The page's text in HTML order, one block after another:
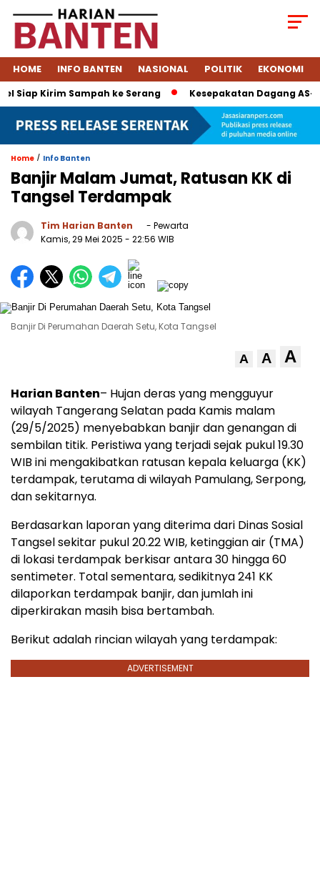
HOME INFO BANTEN NASIONAL POLITIK EKONOMI
Kirim Sampah ke Serang Kesepakatan Dagang
Home / Info Banten
Banjir Malam Jumat, Ratusan KK di
Tangsel Terdampak
Tim Harian Banten
- Pewarta
Kamis, 29 Mei 2025 - 22:56 WIB
Banjir Di Perumahan Daerah Setu, Kota Tangsel
A A A
Harian Banten– Hujan deras yang mengguyur
wilayah Tangerang Selatan pada Kamis malam
(29/5/2025) menyebabkan banjir dan genangan di
sembilan titik. Peristiwa yang terjadi sejak pukul 19.30
WIB ini mengakibatkan ratusan kepala keluarga (KK)
terdampak, terutama di wilayah Pamulang, Serpong,
dan sekitarnya.
Berdasarkan laporan yang diterima dari Dinas Sosial
Tangsel sekitar pukul 20.22 WIB, ketinggian air (TMA)
di lokasi terdampak berkisar antara 30 hingga 60
sentimeter. Total sementara, sedikitnya 241 KK
dilaporkan terdampak banjir, dan jumlah ini
diperkirakan masih bisa bertambah.
Berikut adalah rincian wilayah yang terdampak:
ADVERTISEMENT